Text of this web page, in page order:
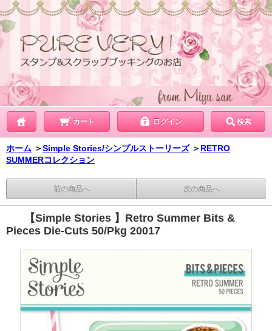
カート ログイン 検索
ホーム ＞Simple Stories/シンプルストーリーズ ＞ RETRO
SUMMERコレクション
前の商品へ 次の商品へ
【Simple Stories 】Retro Summer Bits &
Pieces Die-Cuts 50/Pkg 20017